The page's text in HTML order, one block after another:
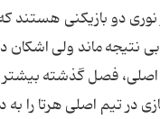
نورى دو بازیكنى هستند
نتیجه ماند ولى اشكان
تیم اصلى، فصل گذشته
بازى در تیم اصلى هرتا